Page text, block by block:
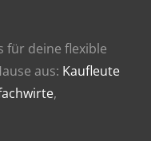
für deine flexible
aus: Kaufleute
,